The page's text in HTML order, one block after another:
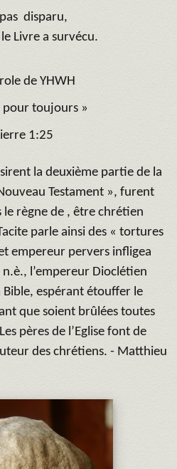
disparu,
Livre a survécu.
de YHWH
pour toujours »
1:25
la deuxième partie de la
Testament », furent
le règne de , être chrétien
parle ainsi des « tortures
empereur pervers infligea
l’empereur Dioclétien
Bible, espérant étouffer le
que soient brûlées toutes
pères de l’Eglise font de
des chrétiens. - Matthieu